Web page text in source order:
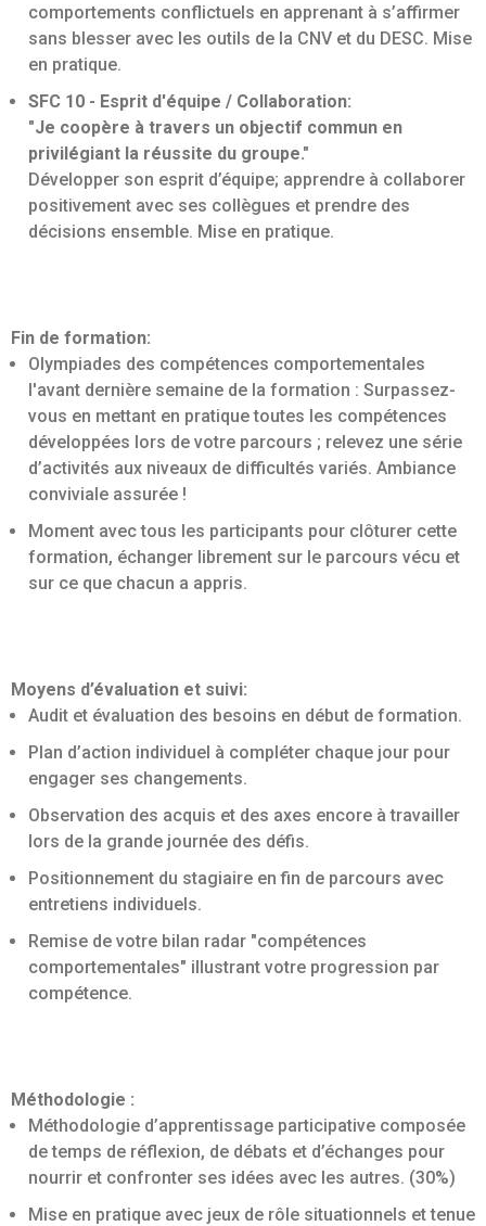
comportements conflictuels en apprenant à s’affirmer
sans blesser avec les outils de la CNV et du DESC. Mise
en pratique.
SFC 10 - Esprit d'équipe / Collaboration:
"Je coopère à travers un objectif commun en
privilégiant la réussite du groupe."
Développer son esprit d’équipe; apprendre à collaborer
positivement avec ses collègues et prendre des
décisions ensemble. Mise en pratique.
Fin de formation:
Olympiades des compétences comportementales
l'avant dernière semaine de la formation : Surpassez-
vous en mettant en pratique toutes les compétences
développées lors de votre parcours ; relevez une série
d’activités aux niveaux de difficultés variés. Ambiance
conviviale assurée !
Moment avec tous les participants pour clôturer cette
formation, échanger librement sur le parcours vécu et
sur ce que chacun a appris.
Moyens d’évaluation et suivi:
Audit et évaluation des besoins en début de formation.
Plan d’action individuel à compléter chaque jour pour
engager ses changements.
Observation des acquis et des axes encore à travailler
lors de la grande journée des défis.
Positionnement du stagiaire en fin de parcours avec
entretiens individuels.
Remise de votre bilan radar "compétences
comportementales" illustrant votre progression par
compétence.
Méthodologie :
Méthodologie d’apprentissage participative composée
de temps de réflexion, de débats et d’échanges pour
nourrir et confronter ses idées avec les autres. (30%)
Mise en pratique avec jeux de rôle situationnels et tenue